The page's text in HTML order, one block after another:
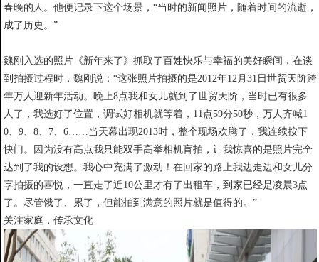
春晚的人。他便记录下这个场景，“当时的新闻照片，随着时间的流逝，
成了历史。”
魏刚入选的照片《新年来了》抓取了百姓快乐与幸福的美好瞬间，在谈
到拍摄过程时，魏刚说：“这张照片拍摄的是2012年12月31日世贸天阶跨
年万人迎新年活动。晚上8点我和女儿就到了世贸天阶，当时已有很多
人了，我选好了位置，调试好相机就等着，11点59分50秒，万人齐喊1
0、9、8、7、6……当天幕出现2013时，整个现场欢腾了，我连续按下
快门。因为没有高点我只能双手高举相机盲拍，让我惊喜的是照片完全
达到了我的设想。我心中充满了激动！在回家的路上我边走边和女儿分
享拍摄的喜悦，一直走了近10公里才有了出租车，到家已经是凌晨3点
了。尽管饿了、累了，但能拍到满意的照片就是值得的。”
关注家庭，传承文化